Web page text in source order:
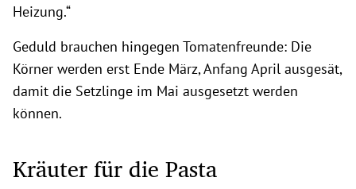
Heizung.“
Geduld brauchen hingegen Tomatenfreunde: Die
Körner werden erst Ende März, Anfang April ausgesät,
damit die Setzlinge im Mai ausgesetzt werden
können.
Kräuter für die Pasta